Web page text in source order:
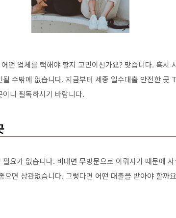
떤 업체를 택해야 할지 고민이신가요? 맞습니다. 혹시
수밖에 없습니다. 지금부터 세종 일수대출 안전한 곳
니 필독하시기 바랍니다.
요가 없습니다. 비대면 무방문으로 이뤄지기 때문에
으면 상관없습니다. 그렇다면 어떤 대출을 받아야 할까